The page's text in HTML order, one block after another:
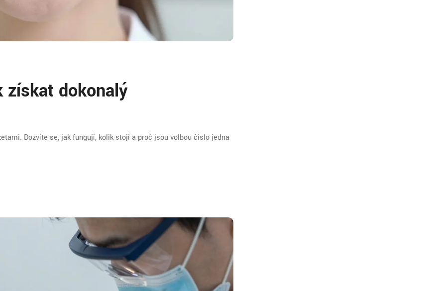
získat dokonalý
Dozvíte se, jak fungují, kolik stojí a proč jsou volbou číslo jedna